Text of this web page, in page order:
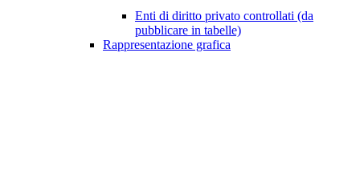
Enti di diritto privato controllati (da
pubblicare in tabelle)
Rappresentazione grafica